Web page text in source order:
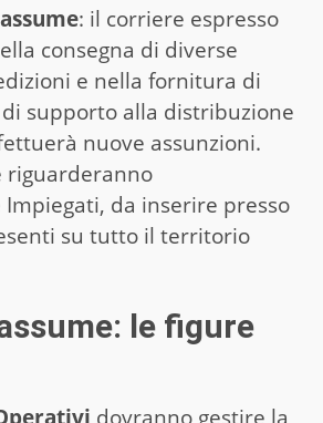
: il corriere espresso
consegna di diverse
e nella fornitura di
supporto alla distribuzione
nuove assunzioni.
riguarderanno
da inserire presso
su tutto il territorio
le figure
dovranno gestire la